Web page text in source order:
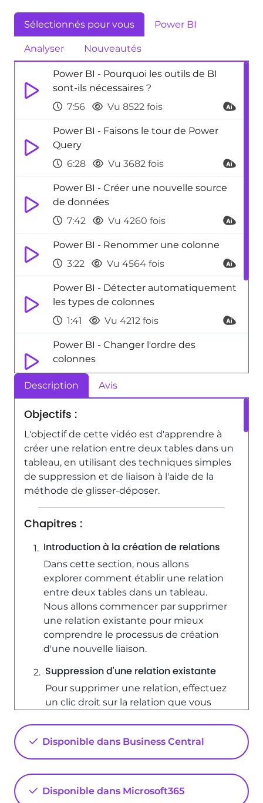
Sélectionnés pour vous Power BI
Analyser Nouveautés
Power BI - Pourquoi les outils de BI
sont-ils nécessaires ?
7:56
Vu 8522 fois
Power BI - Faisons le tour de Power
Query
6:28
Vu 3682 fois
Power BI - Créer une nouvelle source
de données
7:42
Vu 4260 fois
Power BI - Renommer une colonne
3:22
Vu 4564 fois
Power BI - Détecter automatiquement
les types de colonnes
1:41
Vu 4212 fois
Power BI - Changer l'ordre des
colonnes
10:08
Power BI - Ranger ses mesures dans
des dossiers
2:17
Vu 4534 fois
Power BI - Remplacer des valeurs dans
les colonnes
4:31
Vu 6965 fois
Description Avis
Objectifs :
L'objectif de cette vidéo est d'apprendre à
créer une relation entre deux tables dans un
tableau, en utilisant des techniques simples
de suppression et de liaison à l'aide de la
méthode de glisser-déposer.
Chapitres :
Introduction à la création de relations
Dans cette section, nous allons
explorer comment établir une relation
entre deux tables dans un tableau.
Nous allons commencer par supprimer
une relation existante pour mieux
comprendre le processus de création
d'une nouvelle liaison.
Suppression d'une relation existante
Pour supprimer une relation, effectuez
un clic droit sur la relation que vous
choix en cliquant sur 'oui'. Cette action
va casser le tableau, car il n'y aura plus
de liaison possible entre les deux
tables, ce qui empêchera l'importation
Disponible dans Business Central
Disponible dans Microsoft365